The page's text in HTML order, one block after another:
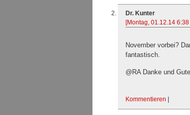
Dr. Kunter
[Montag, 01.12.14
November vorbei?
fantastisch.
@RA Danke und
Kommentieren |